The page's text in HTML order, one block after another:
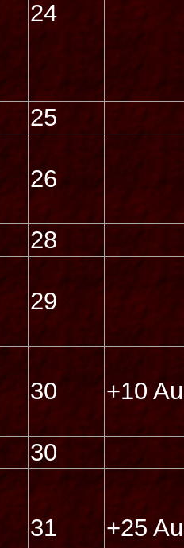
24
25
26
28
29
30 +10
30
31 +25